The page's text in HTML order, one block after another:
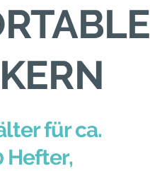
für ca.
Hefter,